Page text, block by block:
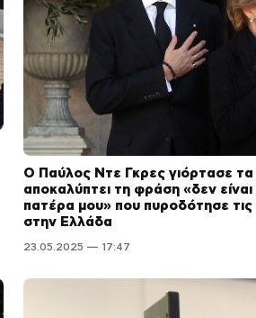
Ο Παύλος Ντε Γκρες γιόρτασε
αποκαλύπτει τη φράση «δεν
πατέρα μου» που πυροδότησε
στην Ελλάδα
23.05.2025 — 17:47